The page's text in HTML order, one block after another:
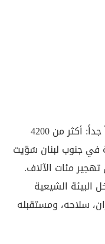
لكن التقرير يوضح أن الثمن كان باهظاً جداً: أكثر من 4200
من المدنيين، و60 قرية في جنوب لبنان سُوّيت
تهجير مئات الآلاف.
الشيعية
سلاحه، ومستقبله